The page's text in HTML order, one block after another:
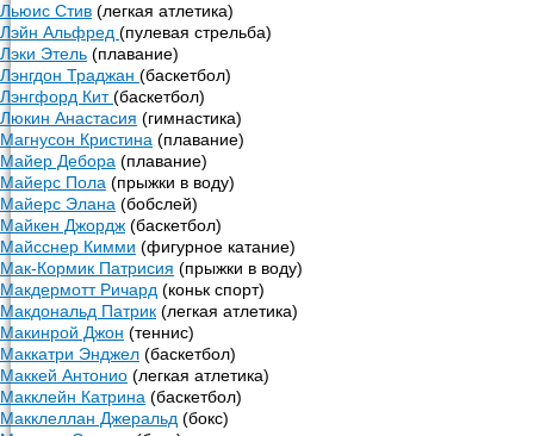
Льюис Стив (легкая атлетика)
Лэйн Альфред (пулевая стрельба)
Лэки Этель (плавание)
Лэнгдон Траджан (баскетбол)
Лэнгфорд Кит(баскетбол)
Люкин Анастасия (гимнастика)
Магнусон Кристина (плавание)
Майер Дебора (плавание)
Майерс Пола (прыжки в воду)
Майерс Элана (бобслей)
Майкен Джордж (баскетбол)
Майсснер Кимми (фигурное катание)
Мак-Кормик Патрисия (прыжки в воду)
Макдермотт Ричард (коньк спорт)
Макдональд Патрик (легкая атлетика)
Макинрой Джон (теннис)
Маккатри Энджел (баскетбол)
Маккей Антонио (легкая атлетика)
Макклейн Катрина (баскетбол)
Макклеллан Джеральд (бокс)